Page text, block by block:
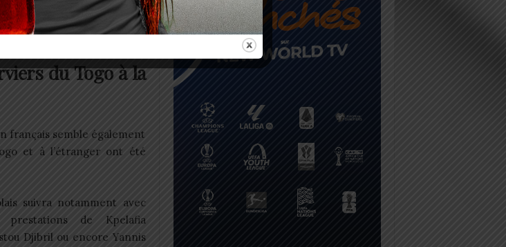
du Togo à la
français semble également
et à l’étranger ont été
suivra notamment avec
prestations de Kpelafia
Djibril ou encore Yannis